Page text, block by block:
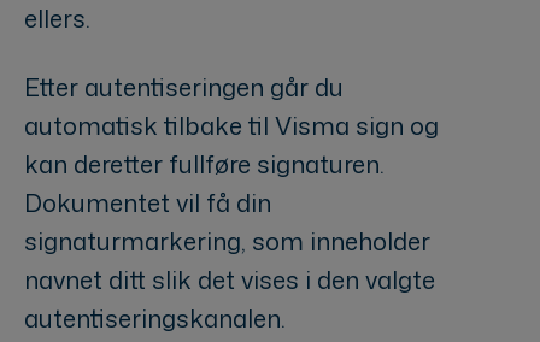
ellers.
Etter autentiseringen går du
automatisk tilbake til Visma sign og
kan deretter fullføre signaturen.
Dokumentet vil få din
signaturmarkering, som inneholder
navnet ditt slik det vises i den valgte
autentiseringskanalen.